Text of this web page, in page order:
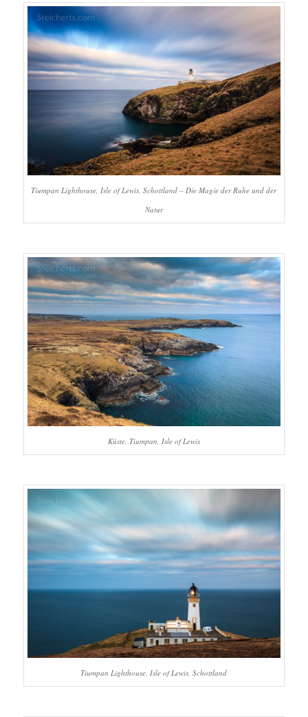
Tiumpan Lighthouse, Isle of Lewis, Schottland – Die Magie der Ruhe und der
Natur
Küste, Tiumpan, Isle of Lewis
Tiumpan Lighthouse, Isle of Lewis, Schottland